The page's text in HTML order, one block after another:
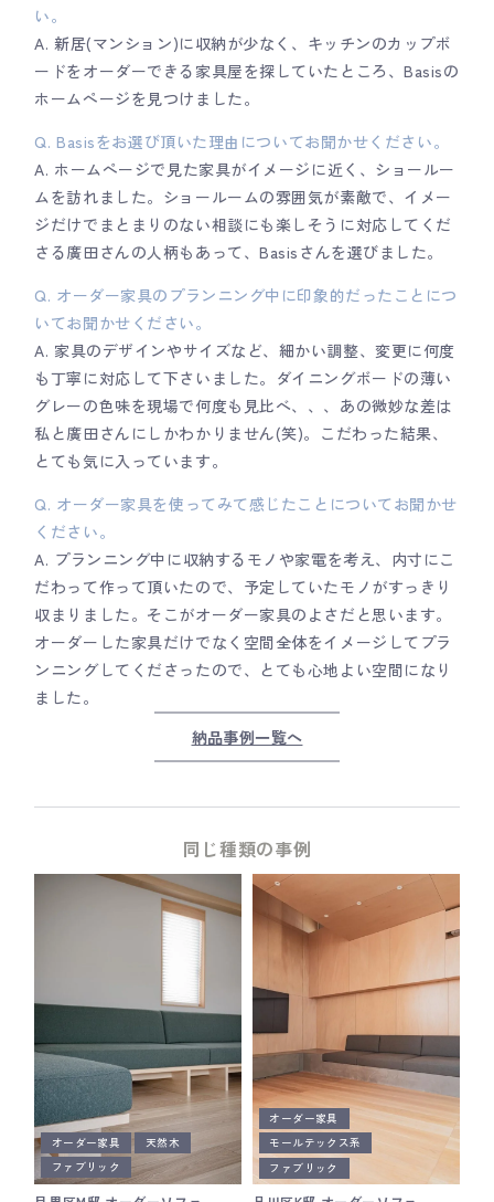
い。
A. 新居(マンション)に収納が少なく、キッチンのカップボ
ードをオーダーできる家具屋を探していたところ、Basisの
ホームページを見つけました。
Q. Basisをお選び頂いた理由についてお聞かせください。
A. ホームページで見た家具がイメージに近く、ショールー
ムを訪れました。ショールームの雰囲気が素敵で、イメー
ジだけでまとまりのない相談にも楽しそうに対応してくだ
さる廣田さんの人柄もあって、Basisさんを選びました。
Q. オーダー家具のプランニング中に印象的だったことにつ
いてお聞かせください。
A. 家具のデザインやサイズなど、細かい調整、変更に何度
も丁寧に対応して下さいました。ダイニングボードの薄い
グレーの色味を現場で何度も見比べ、、、あの微妙な差は
私と廣田さんにしかわかりません(笑)。こだわった結果、
とても気に入っています。
Q. オーダー家具を使ってみて感じたことについてお聞かせ
ください。
A. プランニング中に収納するモノや家電を考え、内寸にこ
だわって作って頂いたので、予定していたモノがすっきり
収まりました。そこがオーダー家具のよさだと思います。
オーダーした家具だけでなく空間全体をイメージしてプラ
ンニングしてくださったので、とても心地よい空間になり
ました。
納品事例一覧へ
同じ種類の事例
オーダー家具
天然木
ファブリック
オーダー家具
モールテックス系
ファブリック